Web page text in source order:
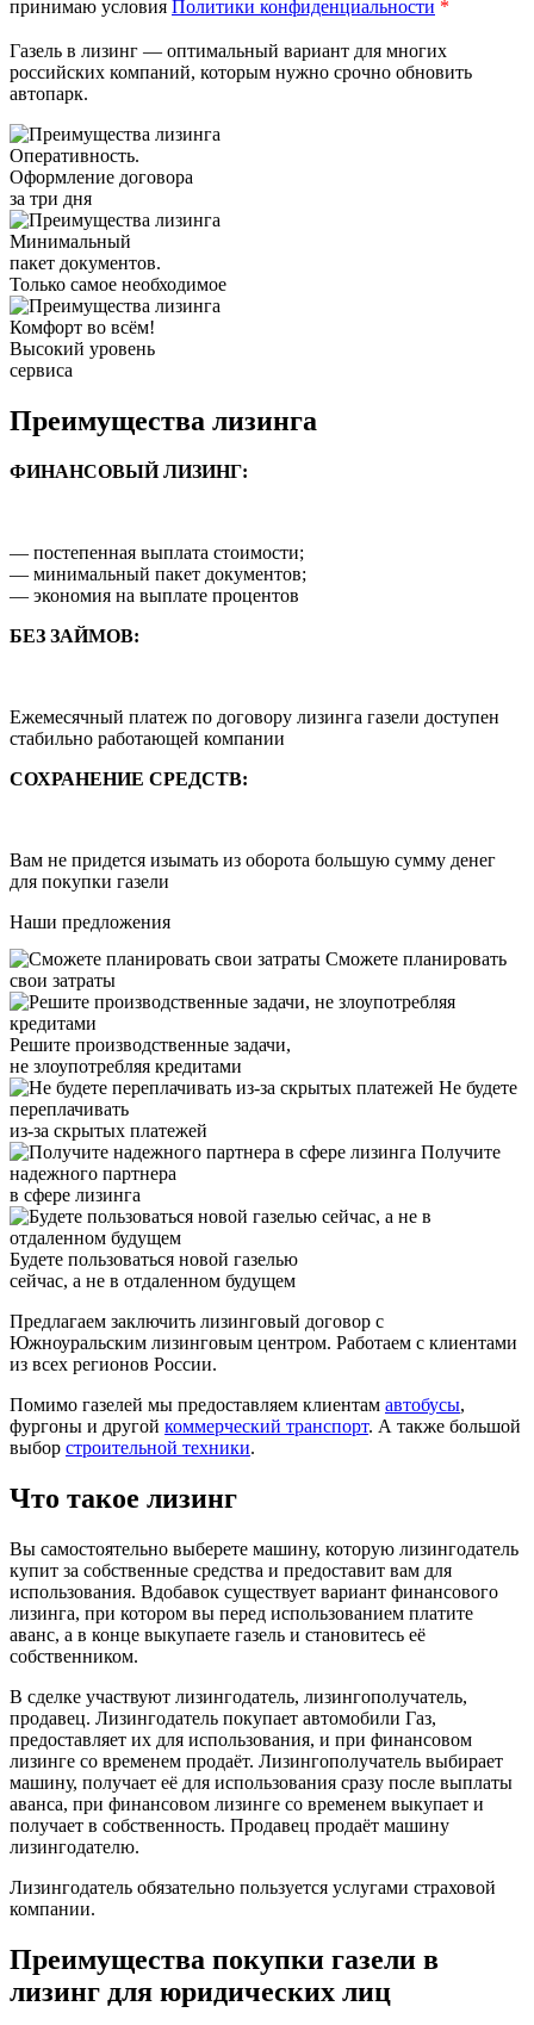
принимаю условия Политики конфиденциальности *
Газель в лизинг — оптимальный вариант для многих
российских компаний, которым нужно срочно обновить
автопарк.
Оперативность.
Оформление договора
за три дня
Минимальный
пакет документов.
Только самое необходимое
Комфорт во всём!
Высокий уровень
сервиса
Преимущества лизинга
ФИНАНСОВЫЙ ЛИЗИНГ:
— постепенная выплата стоимости;
— минимальный пакет документов;
— экономия на выплате процентов
БЕЗ ЗАЙМОВ:
Ежемесячный платеж по договору лизинга газели доступен
стабильно работающей компании
СОХРАНЕНИЕ СРЕДСТВ:
Вам не придется изымать из оборота большую сумму денег
для покупки газели
Наши предложения
Сможете планировать
свои затраты
Решите производственные задачи,
не злоупотребляя кредитами
Не будете
переплачивать
из-за скрытых платежей
Получите
надежного партнера
в сфере лизинга
Будете пользоваться новой газелью
сейчас, а не в отдаленном будущем
Предлагаем заключить лизинговый договор с
Южноуральским лизинговым центром. Работаем с клиентами
из всех регионов России.
Помимо газелей мы предоставляем клиентам автобусы,
фургоны и другой коммерческий транспорт. А также большой
выбор строительной техники.
Что такое лизинг
Вы самостоятельно выберете машину, которую лизингодатель
купит за собственные средства и предоставит вам для
использования. Вдобавок существует вариант финансового
лизинга, при котором вы перед использованием платите
аванс, а в конце выкупаете газель и становитесь её
собственником.
В сделке участвуют лизингодатель, лизингополучатель,
продавец. Лизингодатель покупает автомобили Газ,
предоставляет их для использования, и при финансовом
лизинге со временем продаёт. Лизингополучатель выбирает
машину, получает её для использования сразу после выплаты
аванса, при финансовом лизинге со временем выкупает и
получает в собственность. Продавец продаёт машину
лизингодателю.
Лизингодатель обязательно пользуется услугами страховой
компании.
Преимущества покупки газели в
лизинг для юридических лиц